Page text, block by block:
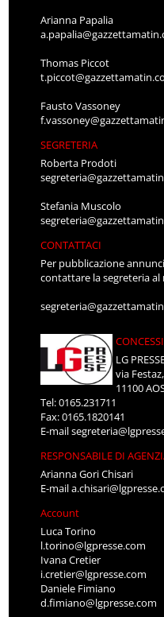
Arianna Papalia
Thomas Piccot
Fausto Vassoney
SEGRETERIA
Roberta Prodoti
Stefania Muscolo
CONTATTACI
Per pubblicazione
contattare la segreteria al
LG
via
11100
Tel: 0165.231711
Fax: 0165.1820141
E-mail
RESPONSABILE DI
Arianna Gori Chisari
E-mail
Account
Luca Torino
l.torino@lgpresse.com
Ivana Cretier
i.cretier@lgpresse.com
Daniele Fimiano
d.fimiano@lgpresse.com